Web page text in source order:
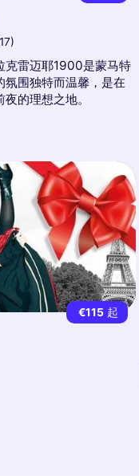
克雷迈耶1900是蒙马特
围独特而温馨，是在
的理想之地。
€115 起